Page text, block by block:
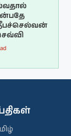
தீபச்செல்வன்